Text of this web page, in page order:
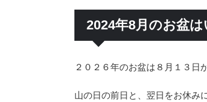
2024年8月のお盆は
２０２６年のお盆は８月１３日
山の日の前日と、翌日をお休み